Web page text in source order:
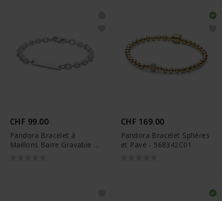
CHF 99.00
Pandora Bracelet à
Maillons Barre Gravable -
CHF 169.00
Pandora Bracelet Sphères
et Pavé - 568342C01